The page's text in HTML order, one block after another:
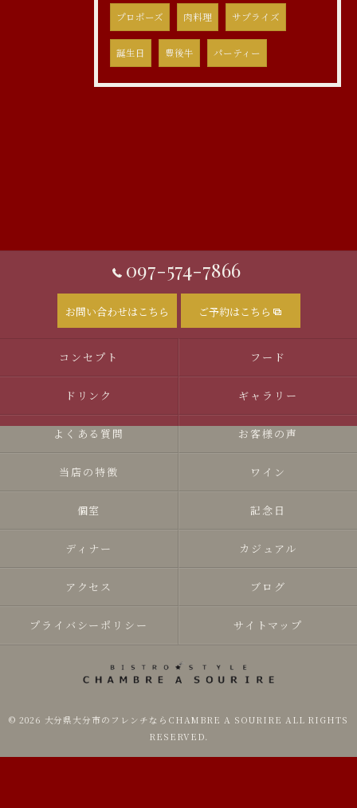
プロポーズ 肉料理 サプライズ
誕生日 豊後牛 パーティー
097-574-7866
お問い合わせはこちら ご予約はこちら
コンセプト フード
ドリンク ギャラリー
よくある質問 お客様の声
当店の特徴 ワイン
個室 記念日
ディナー カジュアル
アクセス ブログ
プライバシーポリシー サイトマップ
© 2026 大分県大分市のフレンチならCHAMBRE A SOURIRE ALL RIGHTS
RESERVED.